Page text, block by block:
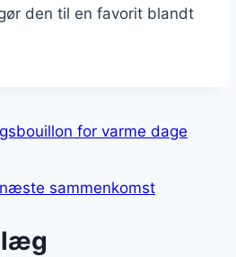
den til en favorit blandt
for varme dage
sammenkomst